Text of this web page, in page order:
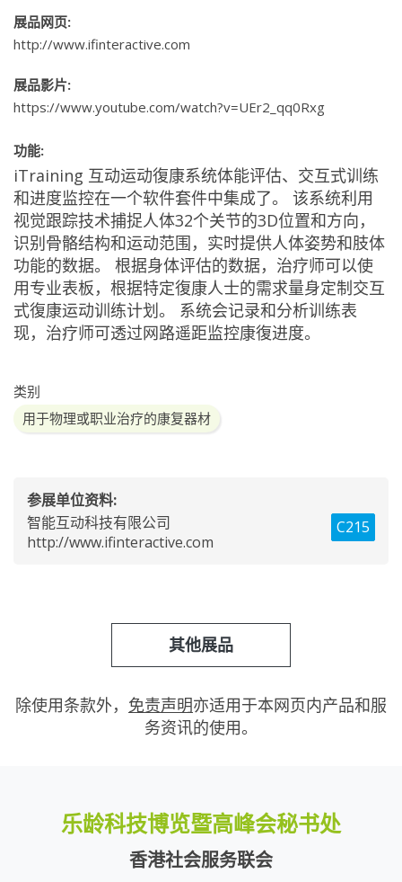
展品网页:
http://www.ifinteractive.com
展品影片:
https://www.youtube.com/watch?v=UEr2_qq0Rxg
功能:
iTraining 互动运动復康系统体能评估、交互式训练
和进度监控在一个软件套件中集成了。 该系统利用
视觉跟踪技术捕捉人体32个关节的3D位置和方向，
识别骨骼结构和运动范围，实时提供人体姿势和肢体
功能的数据。 根据身体评估的数据，治疗师可以使
用专业表板，根据特定復康人士的需求量身定制交互
式復康运动训练计划。 系统会记录和分析训练表
现，治疗师可透过网路遥距监控康復进度。
类别
用于物理或职业治疗的康复器材
参展单位资料:
C215
智能互动科技有限公司
http://www.ifinteractive.com
其他展品
除使用条款外， 免责声明亦适用于本网页内产品和服
务资讯的使用。
乐龄科技博览暨高峰会秘书处
香港社会服务联会